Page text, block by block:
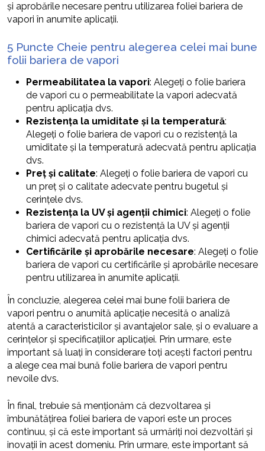
și aprobările necesare pentru utilizarea foliei bariera de
vapori în anumite aplicații.
5 Puncte Cheie pentru alegerea celei mai bune
folii bariera de vapori
Permeabilitatea la vapori: Alegeți o folie bariera
de vapori cu o permeabilitate la vapori adecvată
pentru aplicația dvs.
Rezistența la umiditate și la temperatură:
Alegeți o folie bariera de vapori cu o rezistență la
umiditate și la temperatură adecvată pentru aplicația
dvs.
Preț și calitate: Alegeți o folie bariera de vapori cu
un preț și o calitate adecvate pentru bugetul și
cerințele dvs.
Rezistența la UV și agenții chimici: Alegeți o folie
bariera de vapori cu o rezistență la UV și agenții
chimici adecvată pentru aplicația dvs.
Certificările și aprobările necesare: Alegeți o folie
bariera de vapori cu certificările și aprobările necesare
pentru utilizarea în anumite aplicații.
În concluzie, alegerea celei mai bune folii bariera de
vapori pentru o anumită aplicație necesită o analiză
atentă a caracteristicilor și avantajelor sale, și o evaluare a
cerințelor și specificațiilor aplicației. Prin urmare, este
important să luați în considerare toți acești factori pentru
a alege cea mai bună folie bariera de vapori pentru
nevoile dvs.
În final, trebuie să menționăm că dezvoltarea și
îmbunătățirea foliei bariera de vapori este un proces
continuu, și că este important să urmăriți noi dezvoltări și
inovații în acest domeniu. Prin urmare, este important să